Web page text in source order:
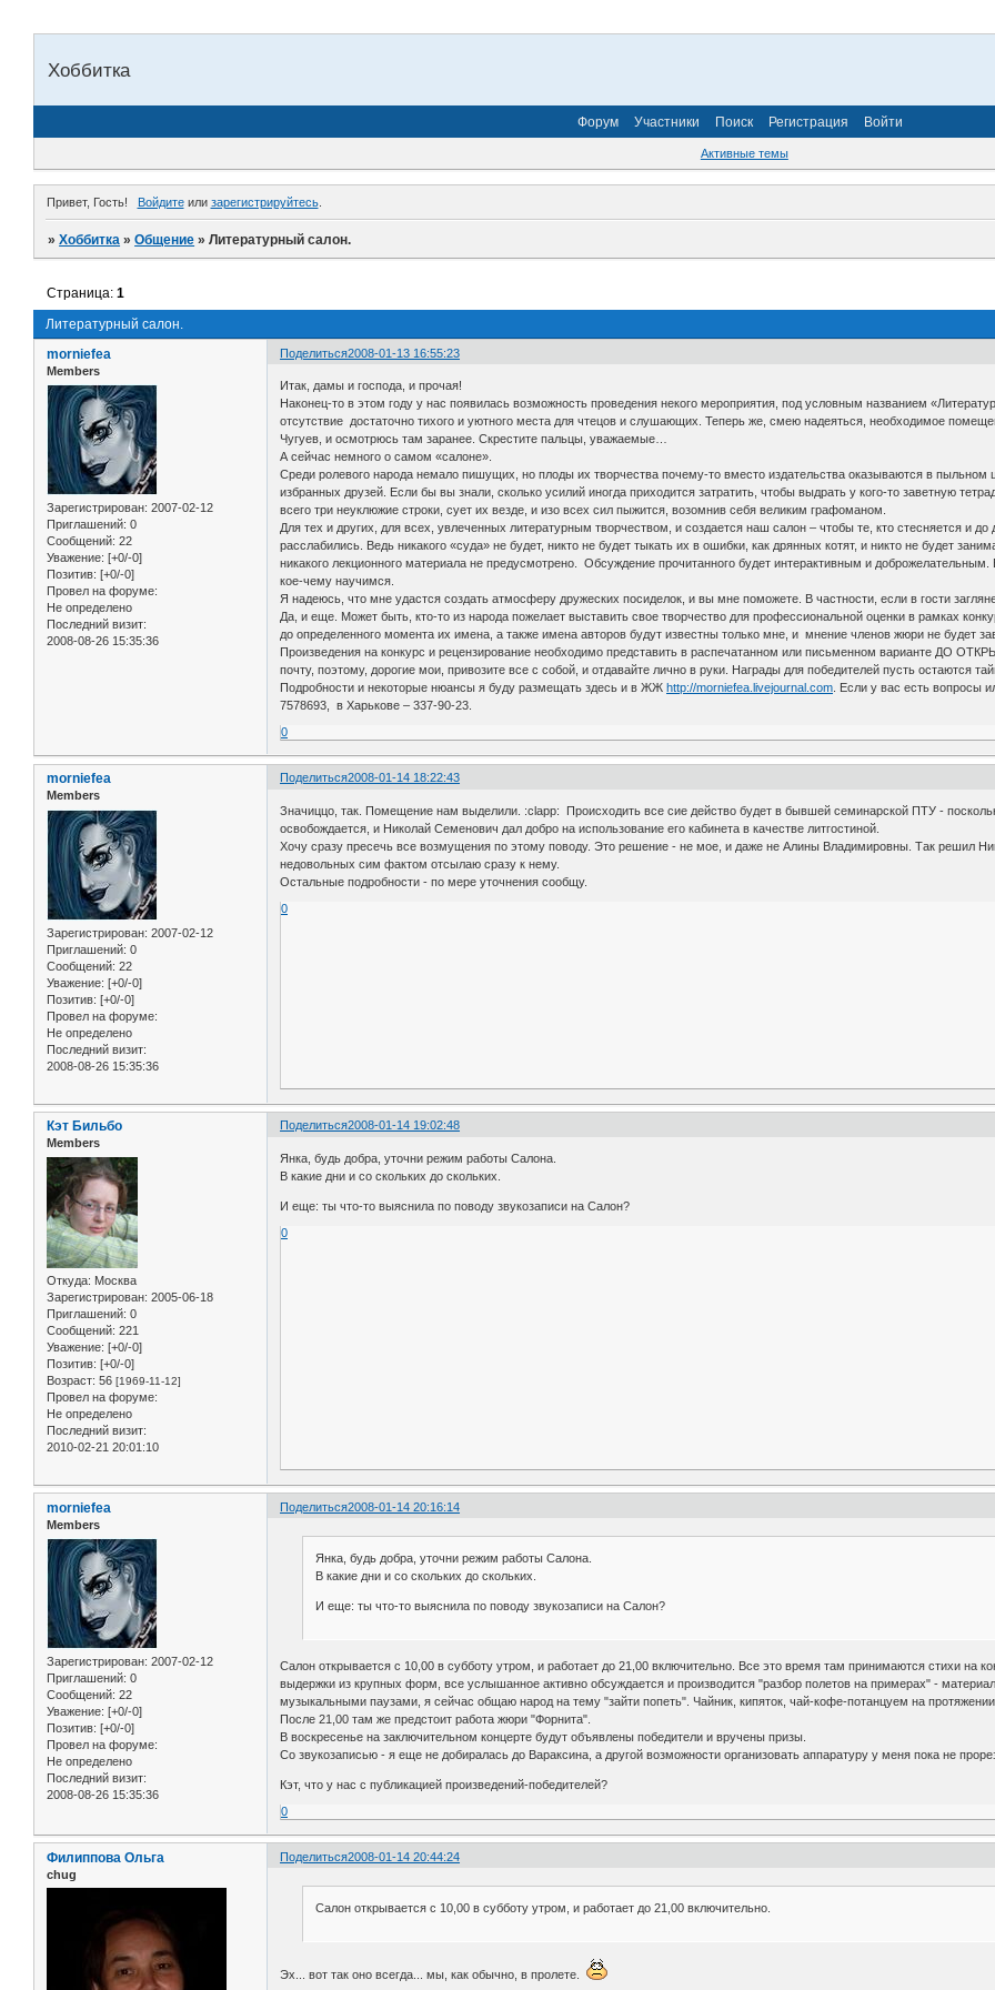
Хоббитка
Форум Участники Поиск Регистрация Войти
Активные темы
Привет, Гость! Войдитеили зарегистрируйтесь.
»Хоббитка »Общение »Литературный салон.
Литературный салон.
Страница:1
Поделиться2008-01-13 16:55:23
morniefea
Members
Зарегистрирован: 2007-02-12
Приглашений: 0
Сообщений: 22
Уважение: [+0/-0]
Позитив: [+0/-0]
Провел на форуме:
Не определено
Последний визит:
2008-08-26 15:35:36
Итак, дамы и господа, и прочая!
Наконец-то в этом году у нас появилась возможность проведения некого мероприятия, под условным названием
отсутствие достаточно тихого и уютного места для чтецов и слушающих. Теперь же, смею надеяться, необходимое
Чугуев, и осмотрюсь там заранее. Скрестите пальцы, уважаемые…
А сейчас немного о самом «салоне».
Среди ролевого народа немало пишущих, но плоды их творчества почему-то вместо издательства оказываются в
избранных друзей. Если бы вы знали, сколько усилий иногда приходится затратить, чтобы выдрать у кого-то заветную
всего три неуклюжие строки, сует их везде, и изо всех сил пыжится, возомнив себя великим графоманом.
Для тех и других, для всех, увлеченных литературным творчеством, и создается наш салон – чтобы те, кто стесняется и
расслабились. Ведь никакого «суда» не будет, никто не будет тыкать их в ошибки, как дрянных котят, и никто не будет
никакого лекционного материала не предусмотрено. Обсуждение прочитанного будет интерактивным и
кое-чему научимся.
Я надеюсь, что мне удастся создать атмосферу дружеских посиделок, и вы мне поможете. В частности, если в гости
Да, и еще. Может быть, кто-то из народа пожелает выставить свое творчество для профессиональной оценки в рамках
до определенного момента их имена, а также имена авторов будут известны только мне, и мнение членов жюри не будет
Произведения на конкурс и рецензирование необходимо представить в распечатанном или письменном варианте ДО
почту, поэтому, дорогие мои, привозите все с собой, и отдавайте лично в руки. Награды для победителей пусть остаются
Подробности и некоторые нюансы я буду размещать здесь и в ЖЖ http://morniefea.livejournal.com . Если у вас есть вопросы
7578693, в Харькове – 337-90-23.
0
Поделиться2008-01-14 18:22:43
morniefea
Members
Зарегистрирован: 2007-02-12
Приглашений: 0
Сообщений: 22
Уважение: [+0/-0]
Позитив: [+0/-0]
Провел на форуме:
Не определено
Последний визит:
2008-08-26 15:35:36
Значиццо, так. Помещение нам выделили. :clapp: Происходить все сие действо будет в бывшей семинарской ПТУ -
освобождается, и Николай Семенович дал добро на использование его кабинета в качестве литгостиной.
Хочу сразу пресечь все возмущения по этому поводу. Это решение - не мое, и даже не Алины Владимировны. Так решил
недовольных сим фактом отсылаю сразу к нему.
Остальные подробности - по мере уточнения сообщу.
0
Поделиться2008-01-14 19:02:48
Кэт Бильбо
Members
Откуда: Москва
Зарегистрирован: 2005-06-18
Приглашений: 0
Сообщений: 221
Уважение: [+0/-0]
Позитив: [+0/-0]
Возраст: 56 [1969-11-12]
Провел на форуме:
Не определено
Последний визит:
2010-02-21 20:01:10
Янка, будь добра, уточни режим работы Салона.
В какие дни и со скольких до скольких.
И еще: ты что-то выяснила по поводу звукозаписи на Салон?
0
Поделиться2008-01-14 20:16:14
morniefea
Members
Зарегистрирован: 2007-02-12
Приглашений: 0
Сообщений: 22
Уважение: [+0/-0]
Позитив: [+0/-0]
Провел на форуме:
Не определено
Последний визит:
2008-08-26 15:35:36
Янка, будь добра, уточни режим работы Салона.
В какие дни и со скольких до скольких.
И еще: ты что-то выяснила по поводу звукозаписи на Салон?
Салон открывается с 10,00 в субботу утром, и работает до 21,00 включительно. Все это время там принимаются стихи на
выдержки из крупных форм, все услышанное активно обсуждается и производится "разбор полетов на примерах" -
музыкальными паузами, я сейчас общаю народ на тему "зайти попеть". Чайник, кипяток, чай-кофе-потанцуем на
После 21,00 там же предстоит работа жюри "Форнита".
В воскресенье на заключительном концерте будут объявлены победители и вручены призы.
Со звукозаписью - я еще не добиралась до Вараксина, а другой возможности организовать аппаратуру у меня пока не
Кэт, что у нас с публикацией произведений-победителей?
0
Поделиться2008-01-14 20:44:24
Филиппова Ольга
chug
Салон открывается с 10,00 в субботу утром, и работает до 21,00 включительно.
Эх... вот так оно всегда... мы, как обычно, в пролете.